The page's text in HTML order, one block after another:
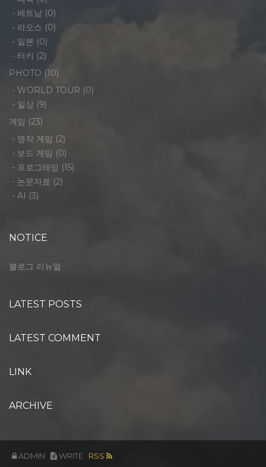
- 베트남 (0)
- 라오스 (0)
- 일본 (0)
- 터키 (2)
PHOTO (10)
- WORLD TOUR (0)
- 일상 (9)
게임 (23)
- 명작 게임 (2)
- 보드 게임 (0)
- 프로그래밍 (15)
- 논문자료 (2)
- AI (3)
NOTICE
블로그 리뉴얼
LATEST POSTS
LATEST COMMENT
LINK
ARCHIVE
ADMIN WRITE RSS